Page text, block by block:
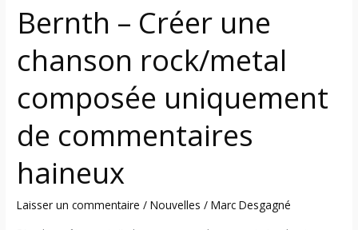
Bernth – Créer une
chanson rock/metal
composée uniquement
de commentaires
haineux
Laisser un commentaire /Nouvelles /Marc Desgagné
haineux